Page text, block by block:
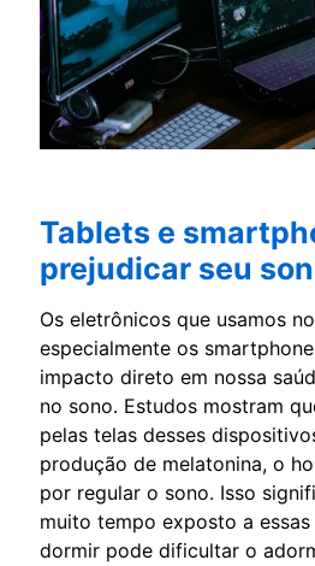
Tablets e
prejudicar seu
Os eletrônicos que usamos
especialmente os
impacto direto em nossa
no sono. Estudos mostram
pelas telas desses
produção de melatonina, o
por regular o sono. Isso
muito tempo exposto a
dormir pode dificultar o